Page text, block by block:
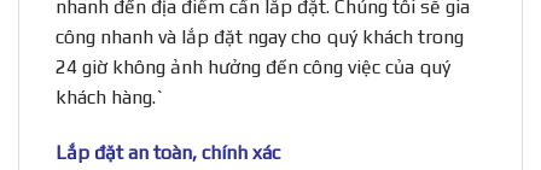
nhanh đến địa điểm cần lắp đặt. Chúng tôi sẽ gia
công nhanh và lắp đặt ngay cho quý khách trong
24 giờ không ảnh hưởng đến công việc của quý
khách hàng.`
Lắp đặt an toàn, chính xác